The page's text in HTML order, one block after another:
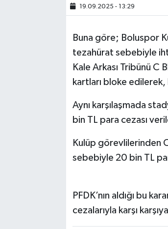
19.09.2025 - 13:29
Buna göre; Boluspor
tezahürat sebebiyle
Kale Arkası Tribünü C
kartları bloke
Aynı karşılaşmada
bin TL para cezası
Kulüp görevlilerinden
sebebiyle 20 bin TL
PFDK’nın aldığı bu
cezalarıyla karşı